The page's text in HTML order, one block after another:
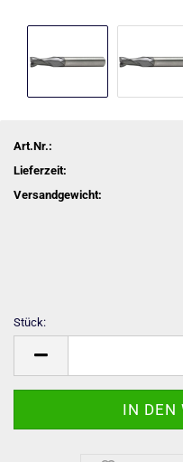
Art.Nr.:
Lieferzeit:
Versandgewicht:
Stück: